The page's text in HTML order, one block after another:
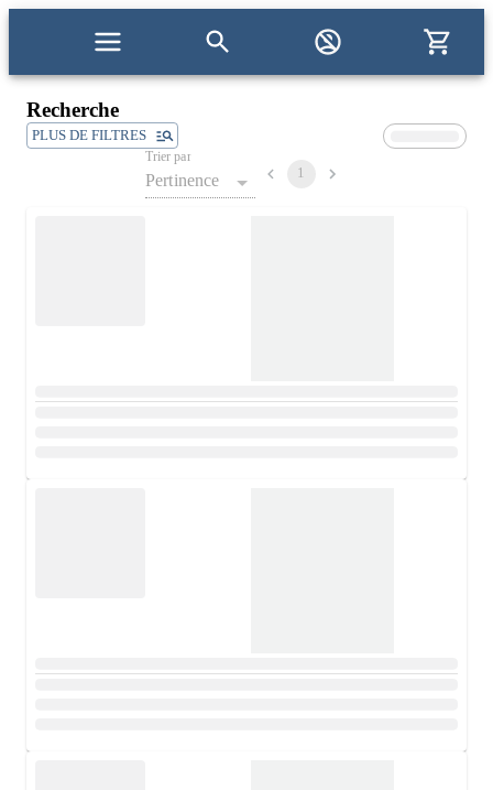
Recherche
PLUS DE FILTRES
Trier par
Pertinence 1